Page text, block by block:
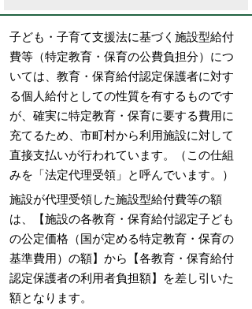
子ども・子育て支援法に基づく施設型給付
費等（特定教育・保育の公費負担分）につ
いては、教育・保育給付認定保護者に対す
る個人給付としての性質を有するものです
が、確実に特定教育・保育に要する費用に
充てるため、市町村から利用施設に対して
直接支払いが行われています。（この仕組
みを「法定代理受領」と呼んでいます。）
施設が代理受領した施設型給付費等の額
は、【施設の各教育・保育給付認定子ども
の公定価格（国が定める特定教育・保育の
基準費用）の額】から【各教育・保育給付
認定保護者の利用者負担額】を差し引いた
額となります。